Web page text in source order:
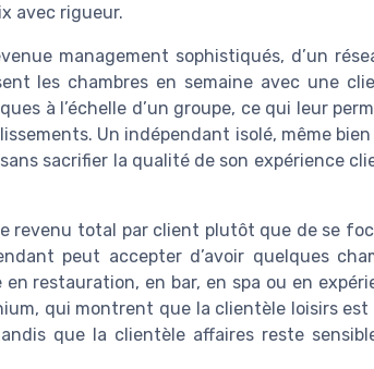
avec rigueur.
management sophistiqués, d’un
les chambres en semaine avec une
à l’échelle d’un groupe, ce qui leur
Un indépendant isolé, même
sacrifier la qualité de son expérience
revenu total par client plutôt que de se
peut accepter d’avoir quelques
restauration, en bar, en spa ou en
qui montrent que la clientèle loisirs est
que la clientèle affaires reste